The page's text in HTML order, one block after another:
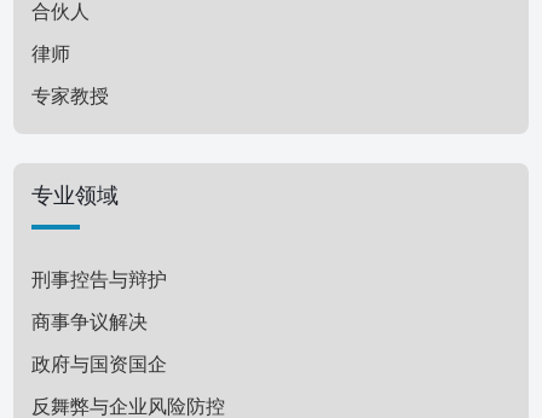
合伙人
律师
专家教授
专业领域
刑事控告与辩护
商事争议解决
政府与国资国企
反舞弊与企业风险防控